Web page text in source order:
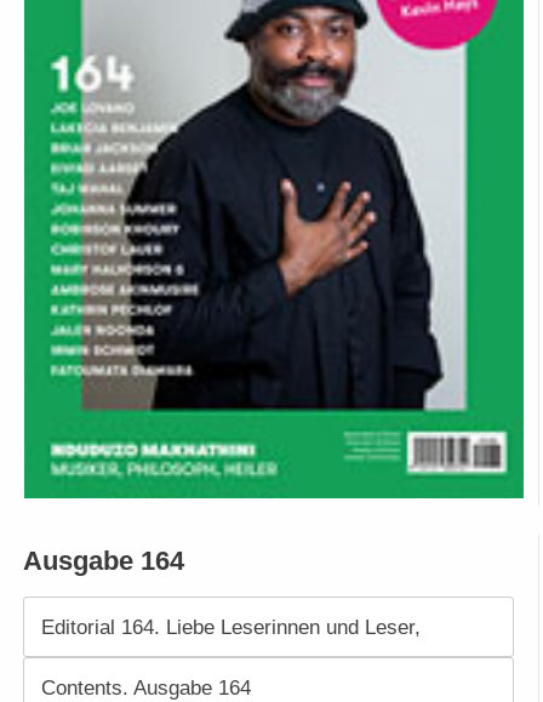
Ausgabe 164
Editorial 164. Liebe Leserinnen und Leser,
Contents. Ausgabe 164